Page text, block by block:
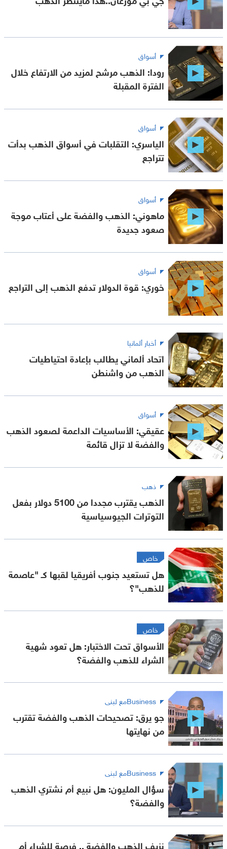
أسواق
رودا: الذهب مرشح لمزيد من الارتفاع خلال
الفترة المقبلة
أسواق
الياسري: التقلبات في أسواق الذهب بدأت
تتراجع
أسواق
ماهوني: الذهب والفضة على أعتاب موجة
صعود جديدة
أسواق
خوري: قوة الدولار تدفع الذهب إلى التراجع
أخبار ألمانيا
اتحاد ألماني يطالب بإعادة احتياطيات
الذهب من واشنطن
أسواق
عقيقي: الأساسيات الداعمة لصعود الذهب
والفضة لا تزال قائمة
ذهب
الذهب يقترب مجددا من 5100 دولار بفعل
التوترات الجيوسياسية
خاص
هل تستعيد جنوب أفريقيا لقبها كـ "عاصمة
للذهب"؟
خاص
الأسواق تحت الاختبار: هل تعود شهية
الشراء للذهب والفضة؟
Businessمع لبنى
جو يرق: تصحيحات الذهب والفضة تقترب
من نهايتها
Businessمع لبنى
سؤال المليون: هل نبيع أم نشتري الذهب
والفضة؟
نزيف الذهب والفضة .. فرصة للشراء أم